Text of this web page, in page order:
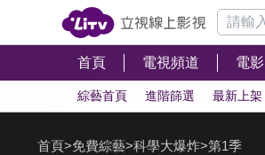
首頁 電視頻道 電影
綜藝首頁 進階篩選 最新上架
首頁>免費綜藝>科學大爆炸>第1季